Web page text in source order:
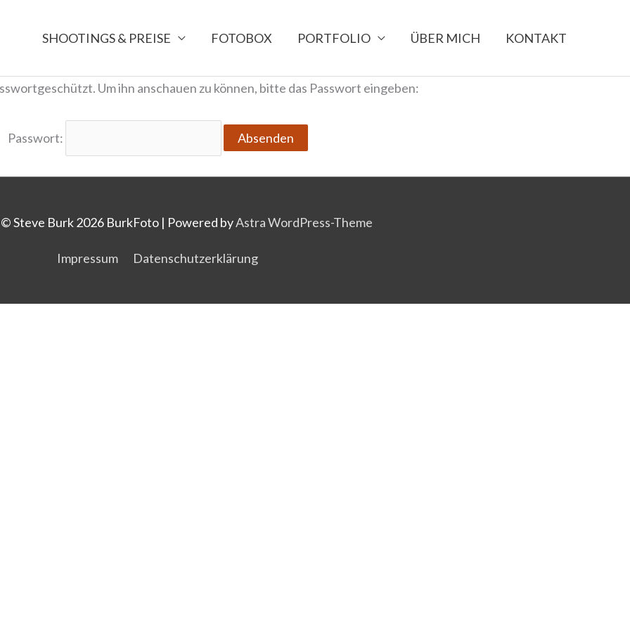
SHOOTINGS & PREISE FOTOBOX PORTFOLIO ÜBER MICH KONTAKT
Um ihn anschauen zu können, bitte das Passwort eingeben:
Passwort:
Steve Burk 2026 BurkFoto| Powered byAstra WordPress-Theme
Impressum Datenschutzerklärung